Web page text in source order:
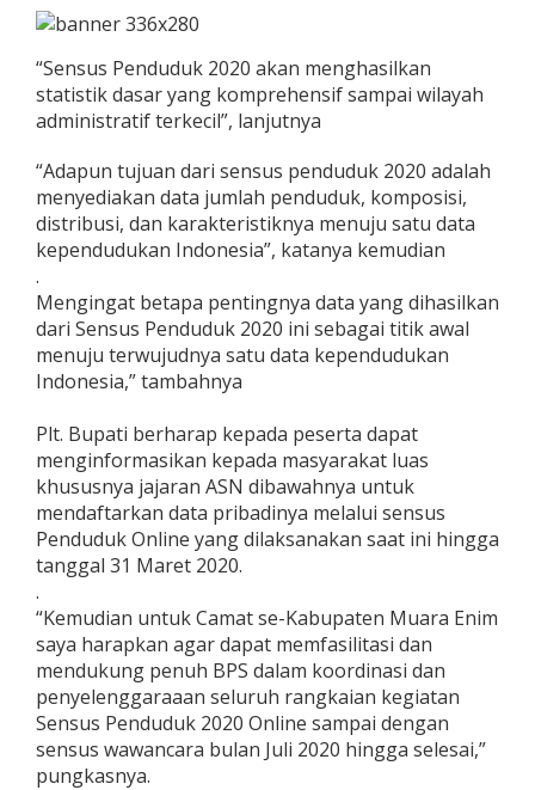
“Sensus Penduduk 2020 akan menghasilkan
statistik dasar yang komprehensif sampai wilayah
administratif terkecil”, lanjutnya
“Adapun tujuan dari sensus penduduk 2020 adalah
menyediakan data jumlah penduduk, komposisi,
distribusi, dan karakteristiknya menuju satu data
kependudukan Indonesia”, katanya kemudian
.
Mengingat betapa pentingnya data yang dihasilkan
dari Sensus Penduduk 2020 ini sebagai titik awal
menuju terwujudnya satu data kependudukan
Indonesia,” tambahnya
Plt. Bupati berharap kepada peserta dapat
menginformasikan kepada masyarakat luas
khususnya jajaran ASN dibawahnya untuk
mendaftarkan data pribadinya melalui sensus
Penduduk Online yang dilaksanakan saat ini hingga
tanggal 31 Maret 2020.
.
“Kemudian untuk Camat se-Kabupaten Muara Enim
saya harapkan agar dapat memfasilitasi dan
mendukung penuh BPS dalam koordinasi dan
penyelenggaraaan seluruh rangkaian kegiatan
Sensus Penduduk 2020 Online sampai dengan
sensus wawancara bulan Juli 2020 hingga selesai,”
pungkasnya.